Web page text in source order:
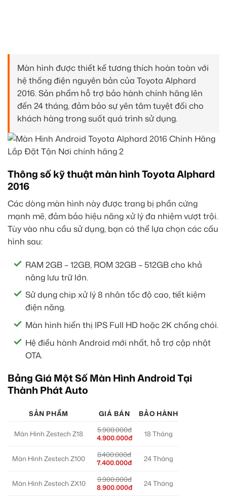
Màn hình được thiết kế tương thích hoàn toàn với
hệ thống điện nguyên bản của Toyota Alphard
2016. Sản phẩm hỗ trợ bảo hành chính hãng lên
đến 24 tháng, đảm bảo sự yên tâm tuyệt đối cho
khách hàng trong suốt quá trình sử dụng.
Thông số kỹ thuật màn hình Toyota Alphard
2016
Các dòng màn hình này được trang bị phần cứng
mạnh mẽ, đảm bảo hiệu năng xử lý đa nhiệm vượt trội.
Tùy vào nhu cầu sử dụng, bạn có thể lựa chọn các cấu
hình sau:
RAM 2GB – 12GB, ROM 32GB – 512GB cho khả
năng lưu trữ lớn.
Sử dụng chip xử lý 8 nhân tốc độ cao, tiết kiệm
điện năng.
Màn hình hiển thị IPS Full HD hoặc 2K chống chói.
Hệ điều hành Android mới nhất, hỗ trợ cập nhật
OTA.
Bảng Giá Một Số Màn Hình Android Tại
Thành Phát Auto
SẢN PHẨM GIÁ BÁN BẢO HÀNH
Màn Hình Zestech Z18
5.900.000đ
4.900.000đ
18 Tháng
Màn Hình Zestech Z100
8.400.000đ
7.400.000đ
24 Tháng
Màn Hình Zestech ZX10
9.900.000đ
8.900.000đ
24 Tháng